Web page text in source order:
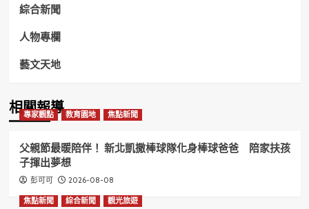
綜合新聞
人物專欄
藝文天地
相關報導
專家觀點 教育園地 焦點新聞
父親節最暖陪伴！ 新北凱撒棒球隊化身棒球爸爸 陪家扶孩
子揮出夢想
彭可可 2026-08-08
焦點新聞 綜合新聞 觀光旅遊